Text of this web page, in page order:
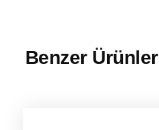
Benzer Ürünler